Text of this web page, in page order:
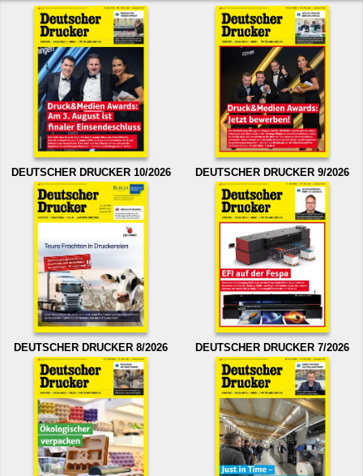
DEUTSCHER DRUCKER 10/2026 DEUTSCHER DRUCKER 9/2026
DEUTSCHER DRUCKER 8/2026 DEUTSCHER DRUCKER 7/2026